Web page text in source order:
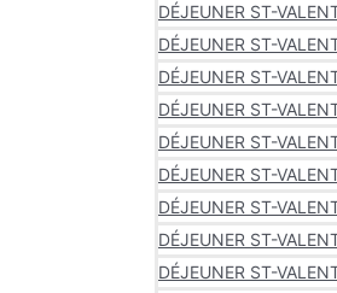
DÉJEUNER ST-
DÉJEUNER ST-
DÉJEUNER ST-
DÉJEUNER ST-
DÉJEUNER ST-
DÉJEUNER ST-
DÉJEUNER ST-
DÉJEUNER ST-
DÉJEUNER ST-